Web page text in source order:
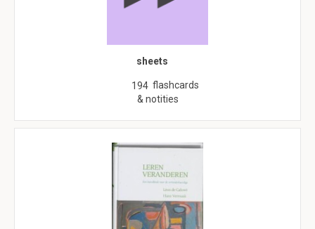
sheets
194 flashcards
& notities